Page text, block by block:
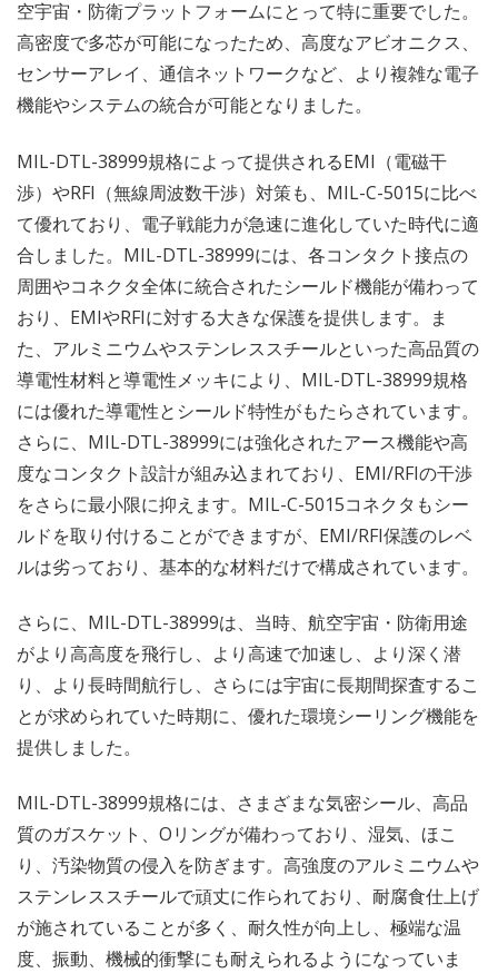
空宇宙・防衛プラットフォームにとって特に重要でした。
高密度で多芯が可能になったため、高度なアビオニクス、
センサーアレイ、通信ネットワークなど、より複雑な電子
機能やシステムの統合が可能となりました。
MIL-DTL-38999規格によって提供されるEMI（電磁干
渉）やRFI（無線周波数干渉）対策も、MIL-C-5015に比べ
て優れており、電子戦能力が急速に進化していた時代に適
合しました。MIL-DTL-38999には、各コンタクト接点の
周囲やコネクタ全体に統合されたシールド機能が備わって
おり、EMIやRFIに対する大きな保護を提供します。ま
た、アルミニウムやステンレススチールといった高品質の
導電性材料と導電性メッキにより、MIL-DTL-38999規格
には優れた導電性とシールド特性がもたらされています。
さらに、MIL-DTL-38999には強化されたアース機能や高
度なコンタクト設計が組み込まれており、EMI/RFIの干渉
をさらに最小限に抑えます。MIL-C-5015コネクタもシー
ルドを取り付けることができますが、EMI/RFI保護のレベ
ルは劣っており、基本的な材料だけで構成されています。
さらに、MIL-DTL-38999は、当時、航空宇宙・防衛用途
がより高高度を飛行し、より高速で加速し、より深く潜
り、より長時間航行し、さらには宇宙に長期間探査するこ
とが求められていた時期に、優れた環境シーリング機能を
提供しました。
MIL-DTL-38999規格には、さまざまな気密シール、高品
質のガスケット、Oリングが備わっており、湿気、ほこ
り、汚染物質の侵入を防ぎます。高強度のアルミニウムや
ステンレススチールで頑丈に作られており、耐腐食仕上げ
が施されていることが多く、耐久性が向上し、極端な温
度、振動、機械的衝撃にも耐えられるようになっていま